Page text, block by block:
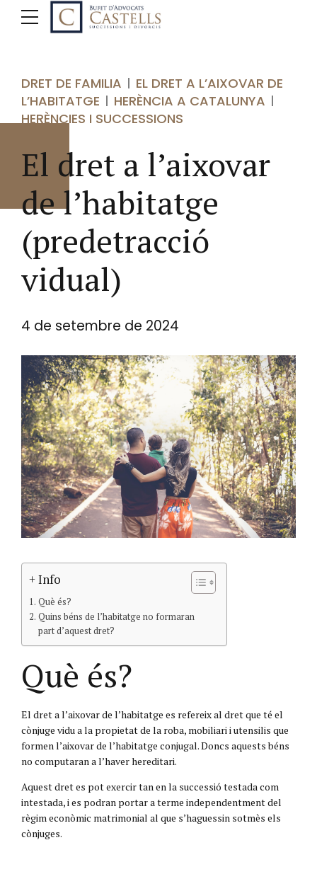
DRET DE FAMILIA
EL DRET A L’AIXOVAR DE
L’HABITATGE
HERÈNCIA A CATALUNYA
HERÈNCIES I SUCCESSIONS
El dret a l’aixovar
de l’habitatge
(predetracció
vidual)
4 de setembre de 2024
+ Info
Què és?
Quins béns de l’habitatge no formaran
part d’aquest dret?
Què és?
El dret a l’aixovar de l’habitatge es refereix al dret que té el
cònjuge vidu a la propietat de la roba, mobiliari i utensilis que
formen l’aixovar de l’habitatge conjugal. Doncs aquests béns
no computaran a l’haver hereditari.
Aquest dret es pot exercir tan en la successió testada com
intestada, i es podran portar a terme independentment del
règim econòmic matrimonial al que s’haguessin sotmès els
cònjuges.